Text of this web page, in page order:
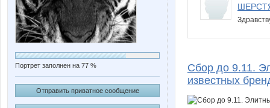
Портрет заполнен на 77 %
Отправить приватное сообщение
Сбор до 9.11.
известных